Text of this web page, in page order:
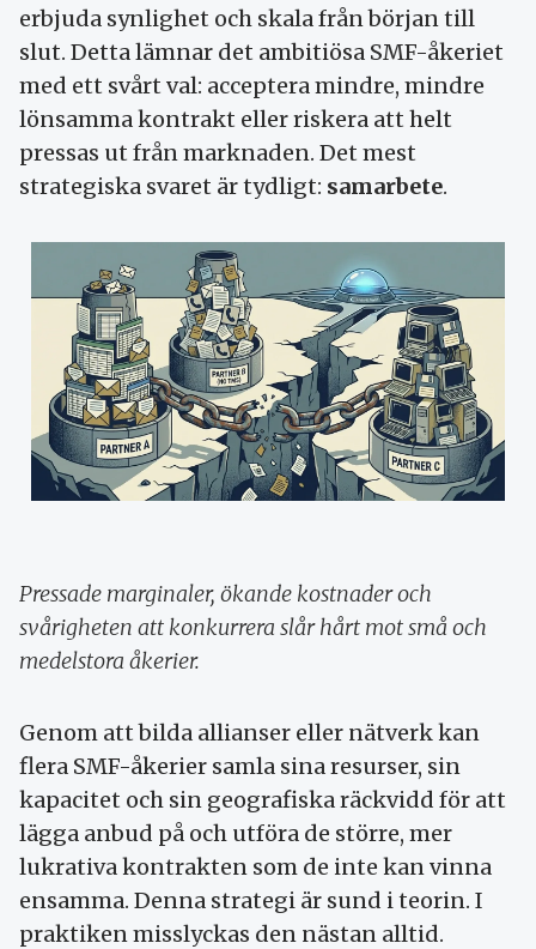
erbjuda synlighet och skala från början till
slut. Detta lämnar det ambitiösa SMF-åkeriet
med ett svårt val: acceptera mindre, mindre
lönsamma kontrakt eller riskera att helt
pressas ut från marknaden. Det mest
strategiska svaret är tydligt: samarbete.
Pressade marginaler, ökande kostnader och
svårigheten att konkurrera slår hårt mot små och
medelstora åkerier.
Genom att bilda allianser eller nätverk kan
flera SMF-åkerier samla sina resurser, sin
kapacitet och sin geografiska räckvidd för att
lägga anbud på och utföra de större, mer
lukrativa kontrakten som de inte kan vinna
ensamma. Denna strategi är sund i teorin. I
praktiken misslyckas den nästan alltid.